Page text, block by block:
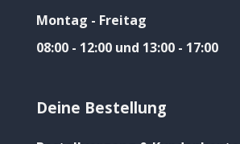
Montag - Freitag
08:00 - 12:00 und 13:00 - 17:00
Deine Bestellung